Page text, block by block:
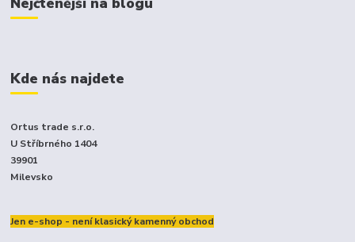
Kde nás najdete
Ortus trade s.r.o.
U Stříbrného 1404
39901
Milevsko
Jen e-shop - není klasický kamenný obchod